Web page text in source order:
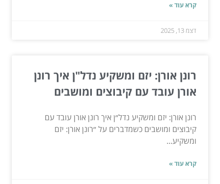
קרא עוד »
דצמ 13, 2025
רונן אורן: יזם ומשקיע נדל"ן איך רונן
אורן עובד עם קיבוצים ומושבים
רונן אורן: יזם ומשקיע נדל״ן איך רונן אורן עובד עם
קיבוצים ומושבים כשמדברים על ״רונן אורן: יזם
ומשקיע...
קרא עוד »